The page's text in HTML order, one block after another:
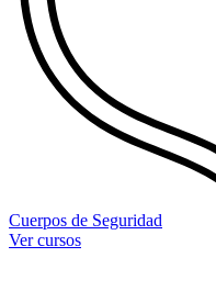
Cuerpos de Seguridad
Ver cursos